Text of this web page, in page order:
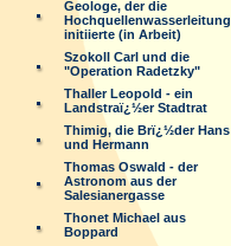
Geologe, der die
Hochquellenwasserleitung
initiierte (in Arbeit)
Szokoll Carl und die
"Operation Radetzky"
Thaller Leopold - ein
Landstraï¿½er Stadtrat
Thimig, die Brï¿½der Hans
und Hermann
Thomas Oswald - der
Astronom aus der
Salesianergasse
Thonet Michael aus
Boppard